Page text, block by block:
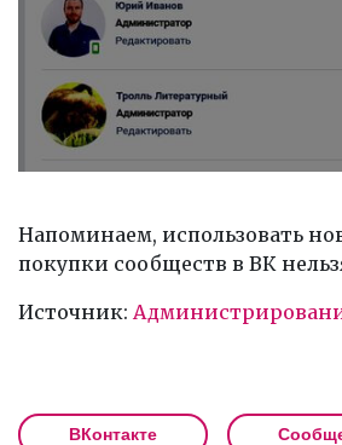
Напоминаем, использовать
покупки сообществ в ВК
Источник:
ВКонтакте